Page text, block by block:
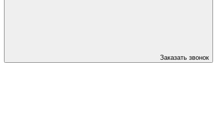
Заказать звонок